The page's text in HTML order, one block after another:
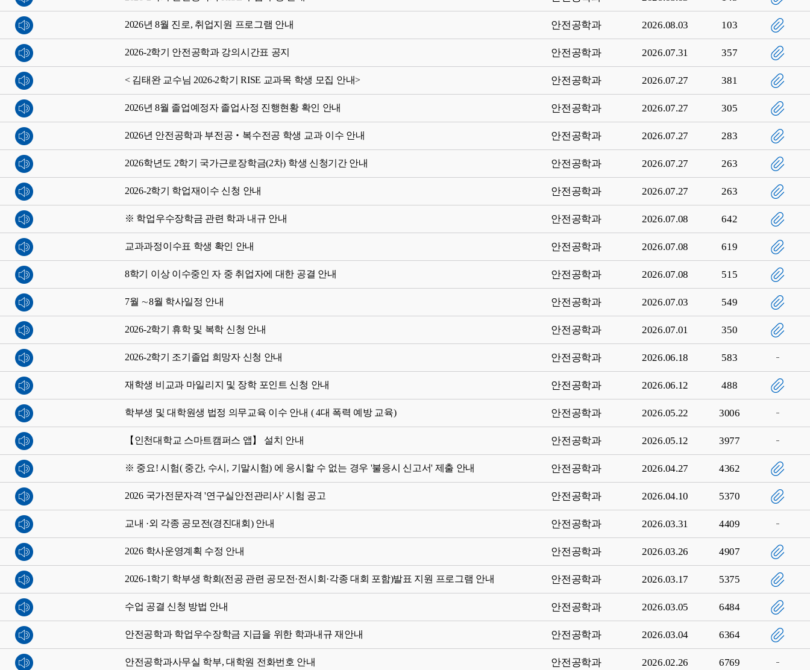
2026년 8월 진로, 취업지원 프로그램 안내 안전공학과 2026.08.03 103
2026-2학기 안전공학과 강의시간표 공지 안전공학과 2026.07.31 357
< 김태완 교수님 2026-2학기 RISE 교과목 학생 모집 안내> 안전공학과 2026.07.27 381
2026년 8월 졸업예정자 졸업사정 진행현황 확인 안내 안전공학과 2026.07.27 305
2026년 안전공학과 부전공‧복수전공 학생 교과 이수 안내 안전공학과 2026.07.27 283
2026학년도 2학기 국가근로장학금(2차) 학생 신청기간 안내 안전공학과 2026.07.27 263
2026-2학기 학업재이수 신청 안내 안전공학과 2026.07.27 263
※ 학업우수장학금 관련 학과 내규 안내 안전공학과 2026.07.08 642
교과과정이수표 학생 확인 안내 안전공학과 2026.07.08 619
8학기 이상 이수중인 자 중 취업자에 대한 공결 안내 안전공학과 2026.07.08 515
7월 ∼8월 학사일정 안내 안전공학과 2026.07.03 549
2026-2학기 휴학 및 복학 신청 안내 안전공학과 2026.07.01 350
2026-2학기 조기졸업 희망자 신청 안내 안전공학과 2026.06.18 583
재학생 비교과 마일리지 및 장학 포인트 신청 안내 안전공학과 2026.06.12 488
학부생 및 대학원생 법정 의무교육 이수 안내 ( 4대 폭력 예방 교육) 안전공학과 2026.05.22 3006
【인천대학교 스마트캠퍼스 앱】 설치 안내 안전공학과 2026.05.12 3977
※ 중요! 시험( 중간, 수시, 기말시험) 에 응시할 수 없는 경우 '불응시 신고서' 제출 안내 안전공학과 2026.04.27 4362
2026 국가전문자격 '연구실안전관리사' 시험 공고 안전공학과 2026.04.10 5370
교내 ·외 각종 공모전(경진대회) 안내 안전공학과 2026.03.31 4409
2026 학사운영계획 수정 안내 안전공학과 2026.03.26 4907
2026-1학기 학부생 학회(전공 관련 공모전·전시회·각종 대회 포함)발표 지원 프로그램 안내 안전공학과 2026.03.17 5375
수업 공결 신청 방법 안내 안전공학과 2026.03.05 6484
안전공학과 학업우수장학금 지급을 위한 학과내규 재안내 안전공학과 2026.03.04 6364
안전공학과사무실 학부, 대학원 전화번호 안내 안전공학과 2026.02.26 6769